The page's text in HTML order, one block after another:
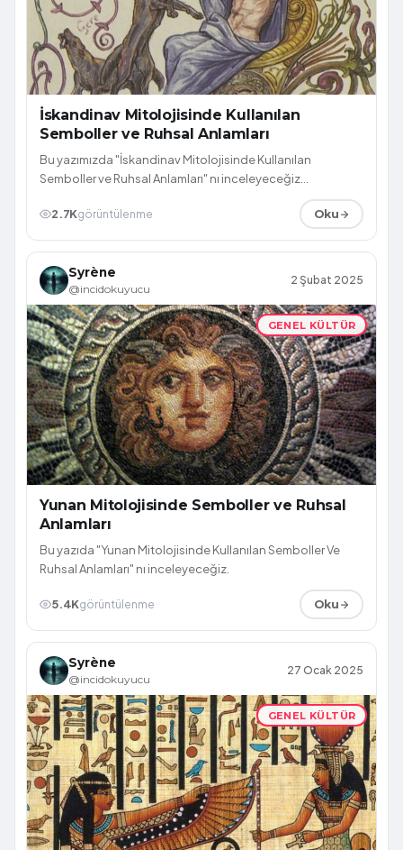
İskandinav Mitolojisinde Kullanılan
Semboller ve Ruhsal Anlamları
Bu yazımızda "İskandinav Mitolojisinde Kullanılan
Semboller ve Ruhsal Anlamları" nı inceleyeceğiz...
2.7Kgörüntülenme Oku
Syrène
@incidokuyucu
2 Şubat 2025
GENEL KÜLTÜR
Yunan Mitolojisinde Semboller ve Ruhsal
Anlamları
Bu yazıda "Yunan Mitolojisinde Kullanılan Semboller Ve
Ruhsal Anlamları" nı inceleyeceğiz.
5.4Kgörüntülenme Oku
Syrène
@incidokuyucu
27 Ocak 2025
GENEL KÜLTÜR